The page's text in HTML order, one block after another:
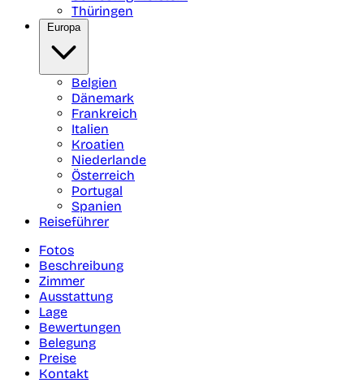
Thüringen
Europa
Belgien
Dänemark
Frankreich
Italien
Kroatien
Niederlande
Österreich
Portugal
Spanien
Reiseführer
Fotos
Beschreibung
Zimmer
Ausstattung
Lage
Bewertungen
Belegung
Preise
Kontakt